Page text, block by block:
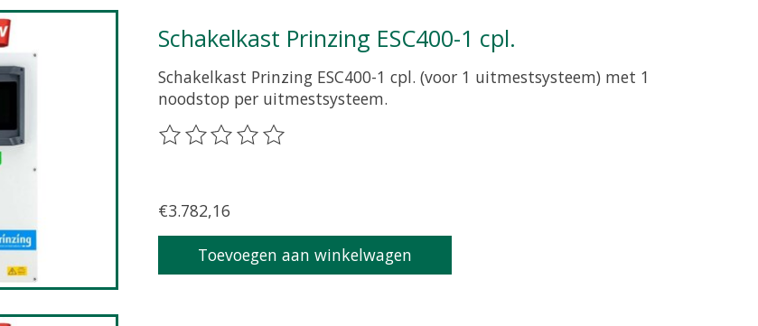
Schakelkast Prinzing ESC400-1 cpl.
Schakelkast Prinzing ESC400-1 cpl. (voor 1 uitmestsysteem) met 1
noodstop per uitmestsysteem.
De beoordeling van dit product is
€3.782,16
Toevoegen aan winkelwagen